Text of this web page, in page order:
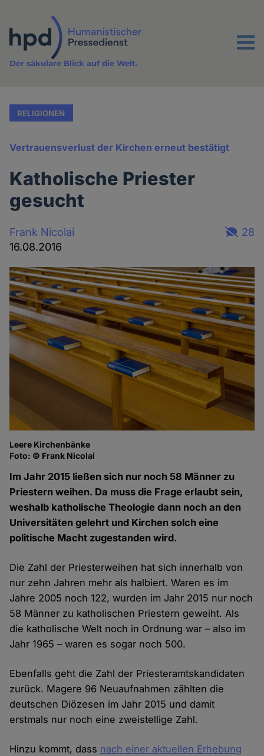
Inhalt
Menu
Der säkulare Blick auf die Welt.
RELIGIONEN
Vertrauensverlust der Kirchen erneut bestätigt
Katholische Priester
gesucht
Frank Nicolai
16.08.2016
28
Leere Kirchenbänke
Foto: © Frank Nicolai
Im Jahr 2015 ließen sich nur noch 58 Männer zu
Priestern weihen. Da muss die Frage erlaubt sein,
weshalb katholische Theologie dann noch an den
Universitäten gelehrt und Kirchen solch eine
politische Macht zugestanden wird.
Die Zahl der Priesterweihen hat sich innerhalb von
nur zehn Jahren mehr als halbiert. Waren es im
Jahre 2005 noch 122, wurden im Jahr 2015 nur noch
58 Männer zu katholischen Priestern geweiht. Als
die katholische Welt noch in Ordnung war – also im
Jahr 1965 – waren es sogar noch 500.
Ebenfalls geht die Zahl der Priesteramtskandidaten
zurück. Magere 96 Neuaufnahmen zählten die
deutschen Diözesen im Jahr 2015 und damit
erstmals nur noch eine zweistellige Zahl.
Hinzu kommt, dass nach einer aktuellen Erhebung